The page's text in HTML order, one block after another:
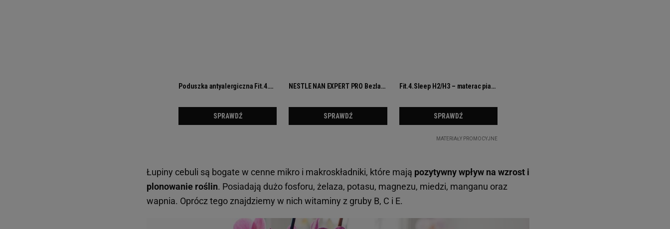
Łupiny cebuli są bogate w cenne mikro i makroskładniki, które mają pozytywny wpływ na wzrost i
plonowanie roślin. Posiadają dużo fosforu, żelaza, potasu, magnezu, miedzi, manganu oraz
wapnia. Oprócz tego znajdziemy w nich witaminy z gruby B, C i E.